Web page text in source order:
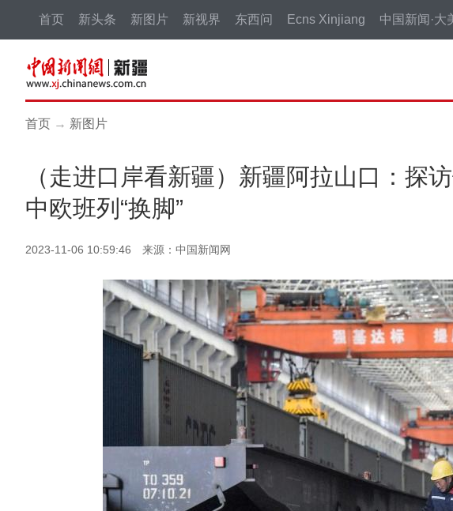
首页 新头条 新图片 新视界 东西问 Ecns Xinjiang 中国新闻·大
首页 → 新图片
（走进口岸看新疆）新疆阿拉山口：探
中欧班列“换脚”
2023-11-06 10:59:46 来源：中国新闻网